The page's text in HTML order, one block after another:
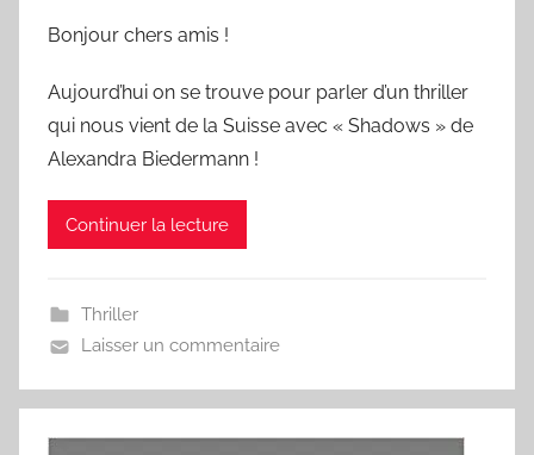
Bonjour chers amis !
Aujourd’hui on se trouve pour parler d’un thriller
qui nous vient de la Suisse avec « Shadows » de
Alexandra Biedermann !
Continuer la lecture
Thriller
Laisser un commentaire